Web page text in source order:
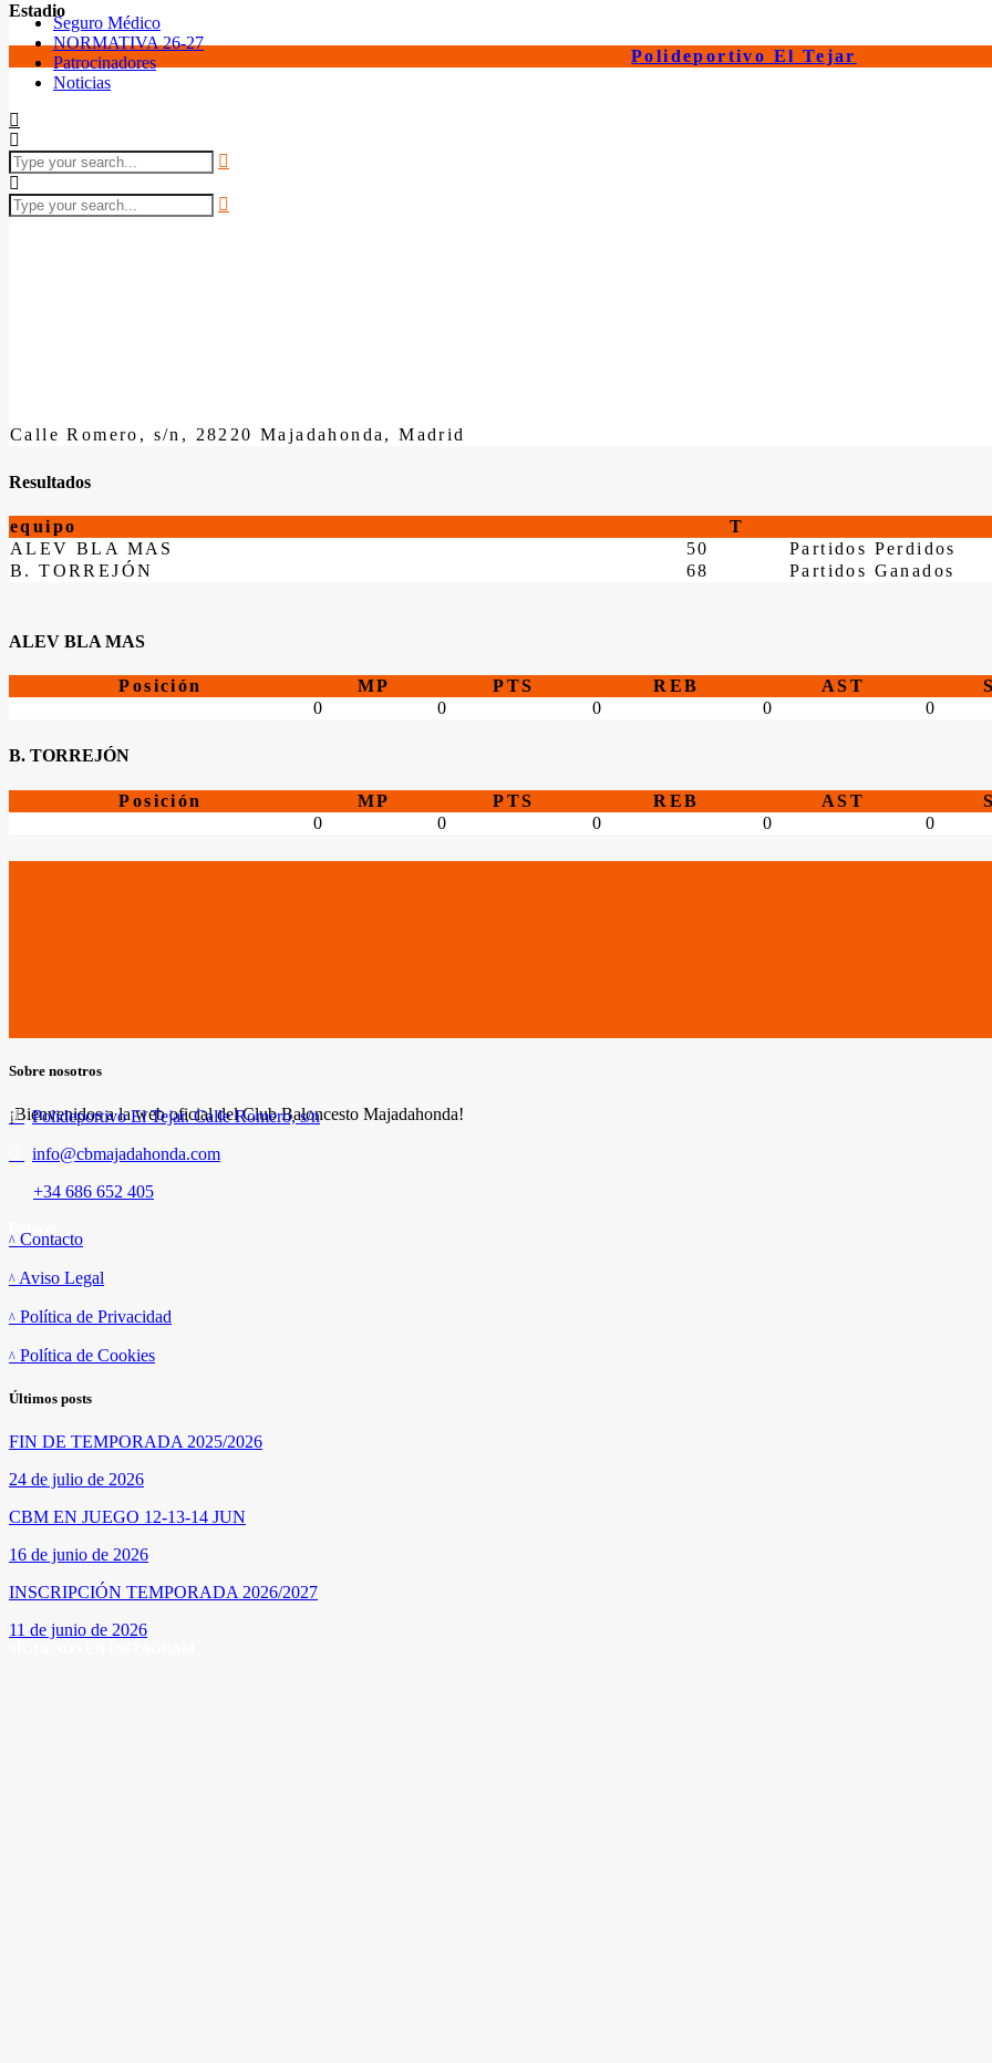
Seguro Médico
NORMATIVA 26-27
Patrocinadores
Noticias
Estadio
Polideportivo El Tejar
Calle Romero, s/n, 28220 Majadahonda, Madrid
Resultados
equipo T
ALEV BLA MAS
50
Partidos Perdidos
B. TORREJÓN
68 Partidos Ganados
ALEV BLA MAS
Posición MP PTS REB AST
0
0 0 0 0
B. TORREJÓN
Posición MP PTS REB AST
0
0 0 0 0
Sobre nosotros
¡Bienvenidos a la web oficial del Club Baloncesto Majadahonda!
Polideportivo El Tejar. Calle Romero, s/n
info@cbmajadahonda.com
+34 686 652 405
Contacto
Aviso Legal
Política de Privacidad
Política de Cookies
Últimos posts
FIN DE TEMPORADA 2025/2026
24 de julio de 2026
CBM EN JUEGO 12-13-14 JUN
16 de junio de 2026
INSCRIPCIÓN TEMPORADA 2026/2027
11 de junio de 2026